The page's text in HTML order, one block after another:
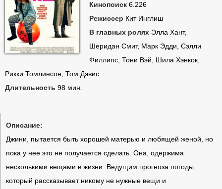
Кинопоиск 6.226
Режиссер Кит Инглиш
В главных ролях Элла Хант,
Шеридан Смит, Марк Эдди, Сэлли
Филлипс, Тони Вэй, Шила Хэнкок,
Рикки Томлинсон, Том Дэвис
Длительность 98 мин.
Описание:
Джини, пытается быть хорошей матерью и любящей женой, но
пока у нее это не получается сделать. Она, одержима
несколькими вещами в жизни. Ведущим прогноза погоды,
который рассказывает никому не нужные вещи и